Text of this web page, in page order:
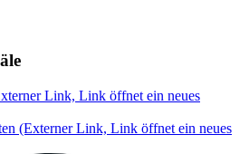
Link, Link öffnet ein neues
(Externer Link, Link öffnet ein neues